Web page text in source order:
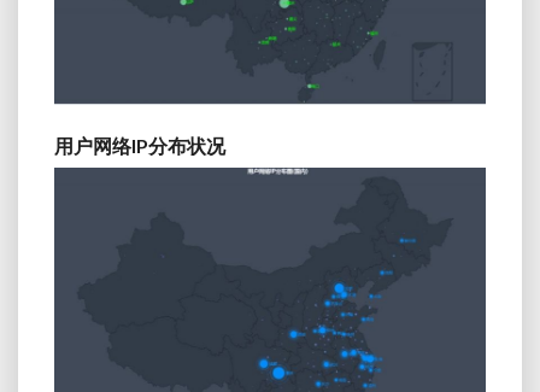
用户网络IP分布状况